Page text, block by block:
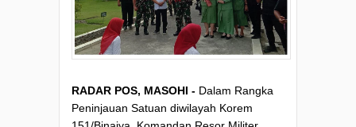
RADAR POS, MASOHI - Dalam Rangka
Peninjauan Satuan diwilayah Korem